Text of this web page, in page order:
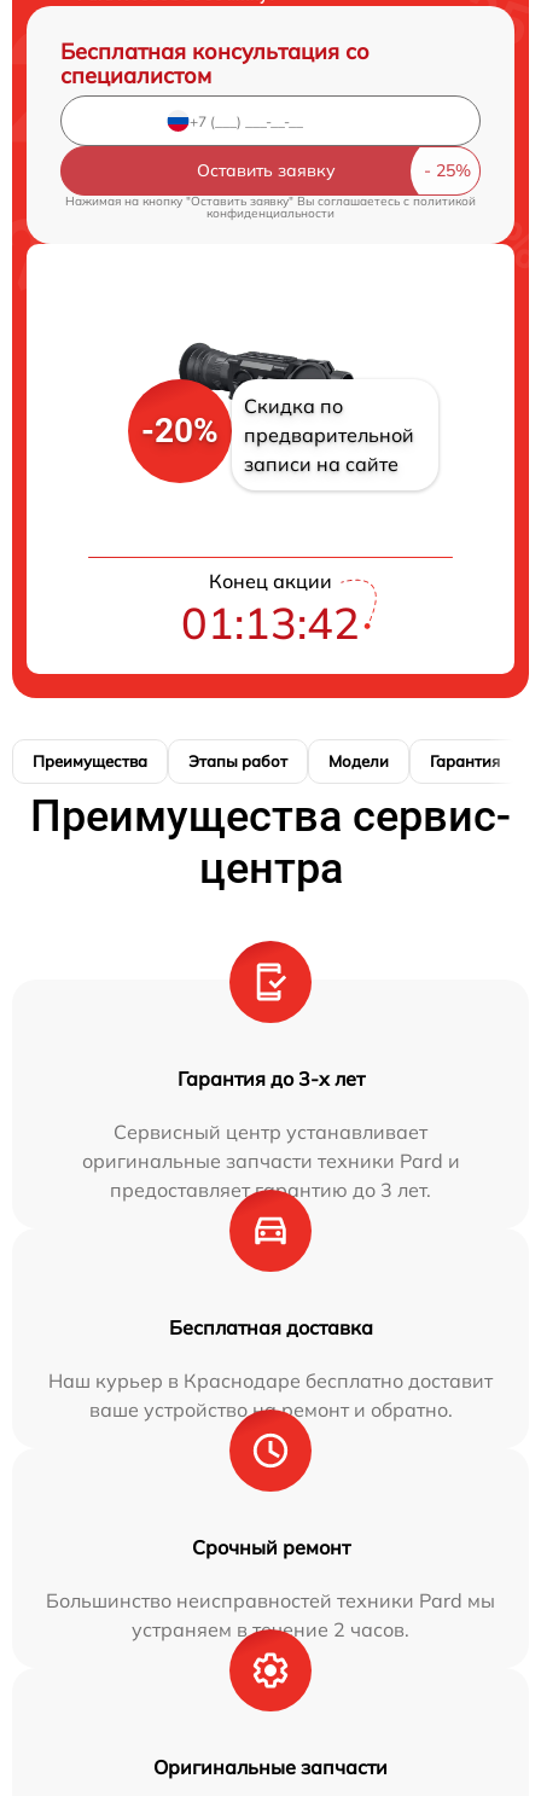
Бесплатная консультация со
специалистом
Оставить заявку
Нажимая на кнопку "Оставить заявку" Вы соглашаетесь c политикой
конфиденциальности
-20%
Скидка по
предварительной
записи на сайте
Конец акции
01:13:41
Преимущества Этапы работ Модели Гарантия
Преимущества сервис-
центра
Гарантия до 3-х лет
Сервисный центр устанавливает
оригинальные запчасти техники Pard и
предоставляет гарантию до 3 лет.
Бесплатная доставка
Наш курьер в Краснодаре бесплатно доставит
ваше устройство на ремонт и обратно.
Срочный ремонт
Большинство неисправностей техники Pard мы
устраняем в течение 2 часов.
Оригинальные запчасти